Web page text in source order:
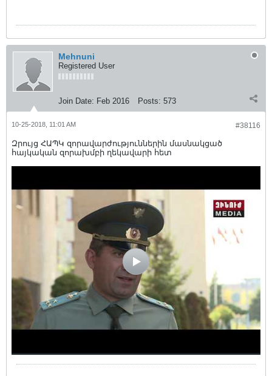
Mehnuni
Registered User
Join Date: Feb 2016 Posts: 573
#38116
10-25-2018, 11:01 AM
Զրույց ՀԱՊԿ զորավարժություններին մասնակցած
հայկական զորախմբի ղեկավարի հետ